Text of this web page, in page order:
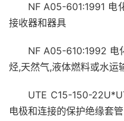
NF A05-601:1991 电
接收器和器具
NF A05-610:1992 电
烃,天然气,液体燃料或水运
UTE C15-150-
电极和连接的保护绝缘套管